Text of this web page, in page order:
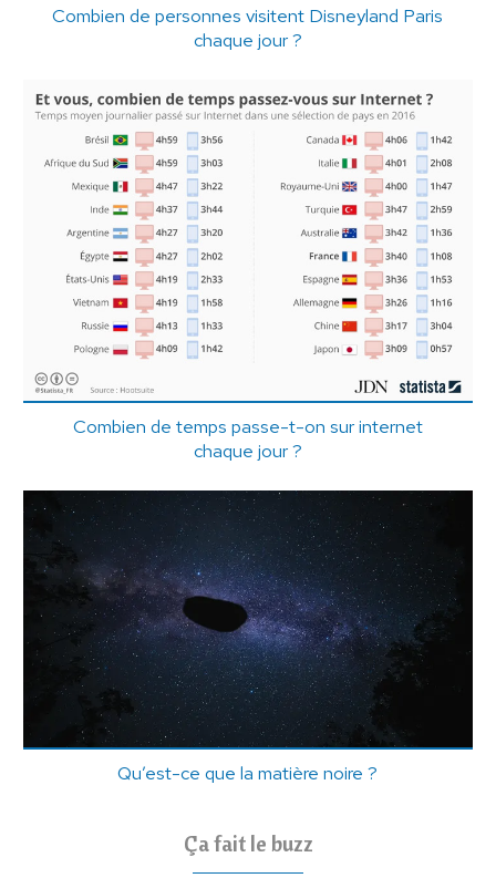
Combien de personnes visitent Disneyland Paris
chaque jour ?
Combien de temps passe-t-on sur internet
chaque jour ?
Qu’est-ce que la matière noire ?
Ça fait le buzz